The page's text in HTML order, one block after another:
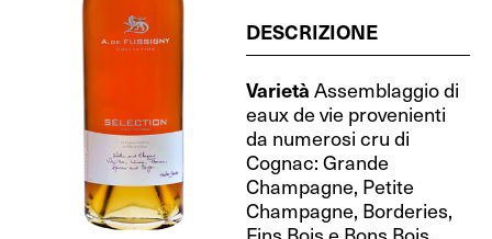
DESCRIZIONE
Varietà Assemblaggio di
eaux de vie provenienti
da numerosi cru di
Cognac: Grande
Champagne, Petite
Champagne, Borderies,